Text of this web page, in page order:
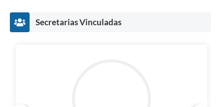
Secretarias Vinculadas